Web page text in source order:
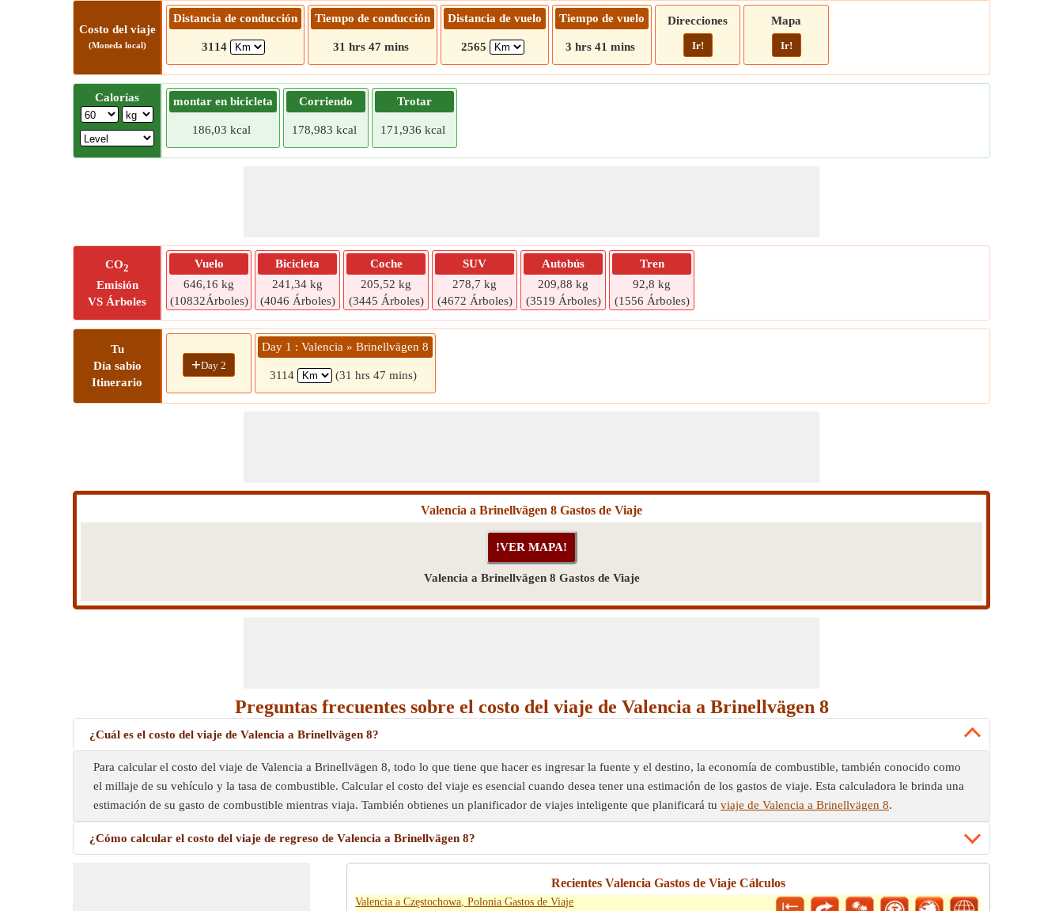
Costo del viaje
(Moneda local)
Distancia de conducción
3114
Tiempo de conducción
31 hrs 47 mins
Distancia de vuelo
2565
Tiempo de vuelo
3 hrs 41 mins
Direcciones
Ir!
Mapa
Ir!
Calorías montar en bicicleta
186,03 kcal
Corriendo
178,983 kcal
Trotar
171,936 kcal
CO2
Emisión
VS Árboles
Vuelo
646,16 kg
(10832Árboles)
Bicicleta
241,34 kg
(4046 Árboles)
Coche
205,52 kg
(3445 Árboles)
SUV
278,7 kg
(4672 Árboles)
Autobús
209,88 kg
(3519 Árboles)
Tren
92,8 kg
(1556 Árboles)
Tu
Día sabio
Itinerario
+Day 2
Day 1 : Valencia » Brinellvägen 8
3114 (31 hrs 47 mins)
Valencia a Brinellvägen 8 Gastos de Viaje
Valencia a Brinellvägen 8 Gastos de Viaje
Preguntas frecuentes sobre el costo del viaje de Valencia a Brinellvägen 8
¿Cuál es el costo del viaje de Valencia a Brinellvägen 8?
Para calcular el costo del viaje de Valencia a Brinellvägen 8, todo lo que tiene que hacer es ingresar la fuente y el destino, la economía de combustible, también conocido como
el millaje de su vehículo y la tasa de combustible. Calcular el costo del viaje es esencial cuando desea tener una estimación de los gastos de viaje. Esta calculadora le brinda una
estimación de su gasto de combustible mientras viaja. También obtienes un planificador de viajes inteligente que planificará tu viaje de Valencia a Brinellvägen 8.
¿Cómo calcular el costo del viaje de regreso de Valencia a Brinellvägen 8?
Recientes Valencia Gastos de Viaje Cálculos
Valencia a Częstochowa, Polonia Gastos de Viaje